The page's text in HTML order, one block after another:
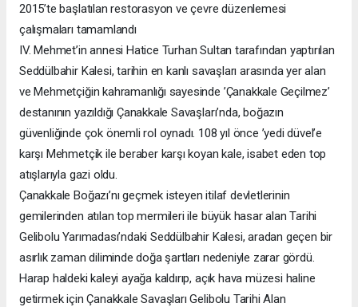
2015’te başlatılan restorasyon ve çevre düzenlemesi
çalışmaları tamamlandı
IV. Mehmet’in annesi Hatice Turhan Sultan tarafından yaptırılan
Seddülbahir Kalesi, tarihin en kanlı savaşları arasında yer alan
ve Mehmetçiğin kahramanlığı sayesinde ’Çanakkale Geçilmez’
destanının yazıldığı Çanakkale Savaşları’nda, boğazın
güvenliğinde çok önemli rol oynadı. 108 yıl önce ’yedi düvel’e
karşı Mehmetçik ile beraber karşı koyan kale, isabet eden top
atışlarıyla gazi oldu.
Çanakkale Boğazı’nı geçmek isteyen itilaf devletlerinin
gemilerinden atılan top mermileri ile büyük hasar alan Tarihi
Gelibolu Yarımadası’ndaki Seddülbahir Kalesi, aradan geçen bir
asırlık zaman diliminde doğa şartları nedeniyle zarar gördü.
Harap haldeki kaleyi ayağa kaldırıp, açık hava müzesi haline
getirmek için Çanakkale Savaşları Gelibolu Tarihi Alan